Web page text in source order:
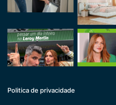
Politica de privacidade